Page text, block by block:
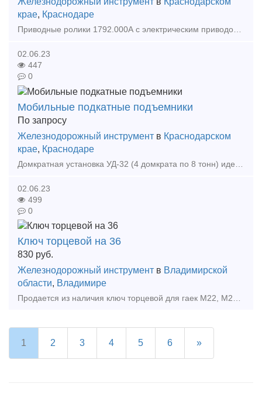
крае, Краснодаре
02.06.23
447
0
Мобильные подкатные подъемники
По запросу
Железнодорожный инструмент в Краснодарском
крае, Краснодаре
02.06.23
499
0
Ключ торцевой на 36
830 руб.
Железнодорожный инструмент в Владимирской
области, Владимире
Продается из наличия ключ торцевой для гаек М22, М24 на 36 мм Используется при ремонте железнодорожных и подкрановых путей Путевой путейский ручной инструмент Возможна отправка т
1 2 3 4 5 6 »